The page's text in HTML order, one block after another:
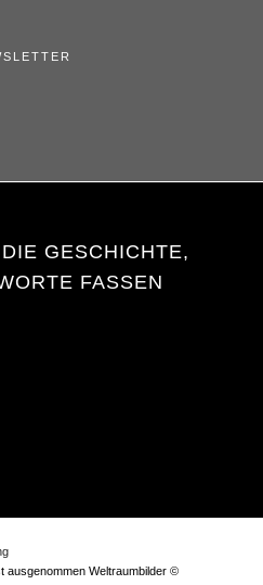
GESCHICHTE,
FASSEN
Weltraumbilder ©